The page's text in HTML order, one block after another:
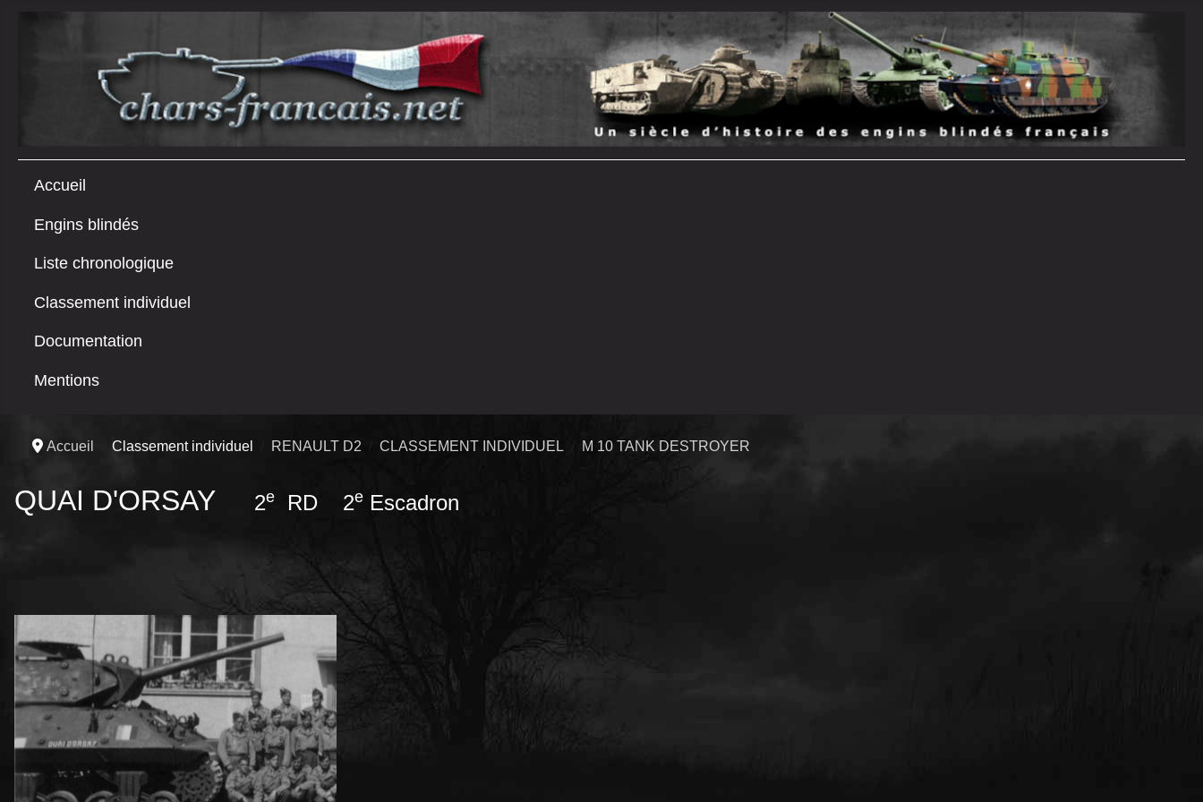
Accueil
Engins blindés
Liste chronologique
Classement individuel
Documentation
Mentions
Accueil Classement individuel RENAULT D2 CLASSEMENT INDIVIDUEL M 10 TANK DESTROYER
QUAI D'ORSAY 2e RD 2e Escadron